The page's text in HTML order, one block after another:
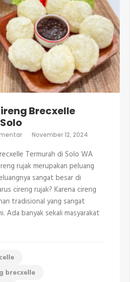
Brecxelle
pada
Brecxelle
Termurah
di
Solo
November 12, 2024
Termurah di Solo WA
rujak merupakan peluang
sangat besar di
cireng rujak? Karena cireng
tradisional yang sangat
Ada banyak sekali masyarakat
brecxelle